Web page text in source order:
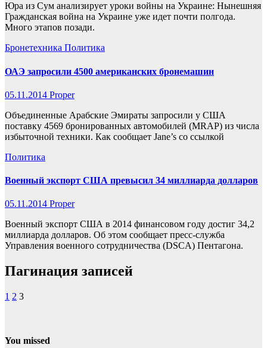
Юра из Сум анализирует уроки войны на Украине: Нынешняя
Гражданская война на Украине уже идет почти полгода.
Много этапов позади.
Бронетехника Политика
ОАЭ запросили 4500 американских бронемашин
05.11.2014 Proper
Объединенные Арабские Эмираты запросили у США
поставку 4569 бронированных автомобилей (MRAP) из числа
избыточной техники. Как сообщает Jane’s со ссылкой
Политика
Военный экспорт США превысил 34 миллиарда долларов
05.11.2014 Proper
Военный экспорт США в 2014 финансовом году достиг 34,2
миллиарда долларов. Об этом сообщает пресс-служба
Управления военного сотрудничества (DSCA) Пентагона.
Пагинация записей
1 2 3
You missed